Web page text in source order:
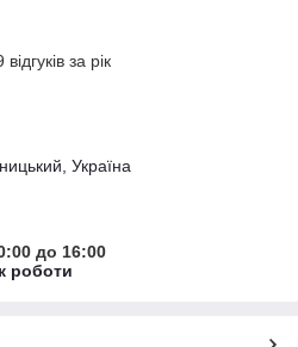
за рік
Україна
до 16:00
роботи